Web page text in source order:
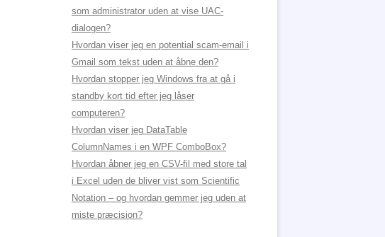
som administrator uden at vise UAC-
dialogen?
Hvordan viser jeg en potential scam-email i
Gmail som tekst uden at åbne den?
Hvordan stopper jeg Windows fra at gå i
standby kort tid efter jeg låser
computeren?
Hvordan viser jeg DataTable
ColumnNames i en WPF ComboBox?
Hvordan åbner jeg en CSV-fil med store tal
i Excel uden de bliver vist som Scientific
Notation – og hvordan gemmer jeg uden at
miste præcision?